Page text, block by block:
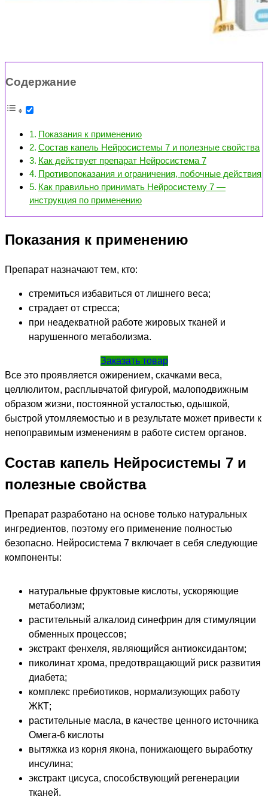
Содержание
Показания к применению
Состав капель Нейросистемы 7 и полезные свойства
Как действует препарат Нейросистема 7
Противопоказания и ограничения, побочные действия
Как правильно принимать Нейросистему 7 —
инструкция по применению
Показания к применению
Препарат назначают тем, кто:
стремиться избавиться от лишнего веса;
страдает от стресса;
при неадекватной работе жировых тканей и
нарушенного метаболизма.
Заказать товар
Все это проявляется ожирением, скачками веса,
целлюлитом, расплывчатой фигурой, малоподвижным
образом жизни, постоянной усталостью, одышкой,
быстрой утомляемостью и в результате может привести к
непоправимым изменениям в работе систем органов.
Состав капель Нейросистемы 7 и
полезные свойства
Препарат разработано на основе только натуральных
ингредиентов, поэтому его применение полностью
безопасно. Нейросистема 7 включает в себя следующие
компоненты:
натуральные фруктовые кислоты, ускоряющие
метаболизм;
растительный алкалоид синефрин для стимуляции
обменных процессов;
экстракт фенхеля, являющийся антиоксидантом;
пиколинат хрома, предотвращающий риск развития
диабета;
комплекс пребиотиков, нормализующих работу
ЖКТ;
растительные масла, в качестве ценного источника
Омега-6 кислоты
вытяжка из корня якона, понижающего выработку
инсулина;
экстракт цисуса, способствующий регенерации
тканей.